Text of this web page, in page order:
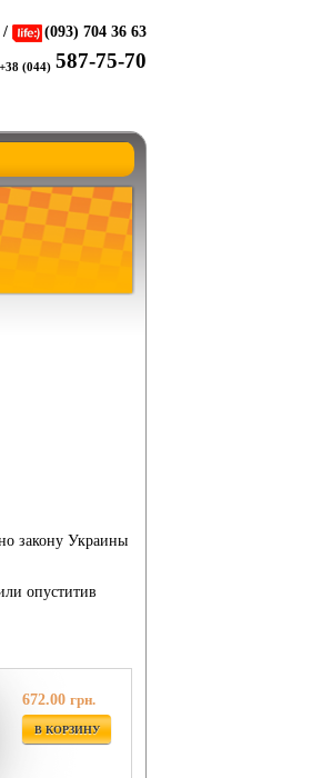
/ (093) 704 36 63
+38 (044) 587-75-70
закону Украины
опуститив
672.00 грн.
В КОРЗИНУ